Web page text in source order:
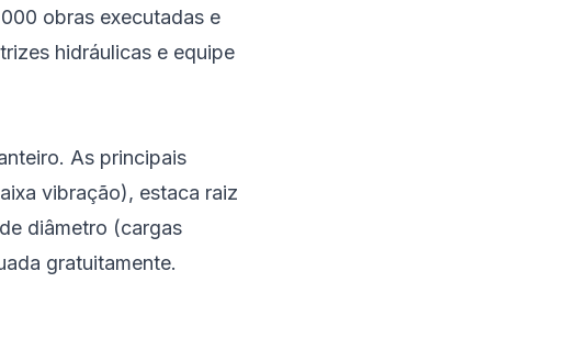
obras executadas e
hidráulicas e equipe
As principais
vibração), estaca raiz
diâmetro (cargas
gratuitamente.